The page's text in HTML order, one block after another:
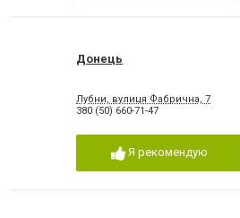
Донець
Лубни, вулиця Фабрична, 7
380 (50) 660-71-47
Я рекомендую